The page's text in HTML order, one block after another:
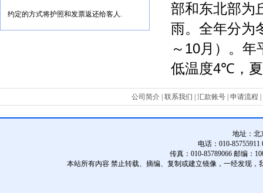
约定的方式将护照和发票返还给客人.
部和东北部为
雨。全年分为
～ 10月）。年
低温度4℃ ，
公司简介 联系我们 汇款账号 申请流程
地址：北
电话：010-85755911
传真：010-85789066 邮编：
本站所有内容 禁止转载、摘编、复制或建立镜像，一经发现